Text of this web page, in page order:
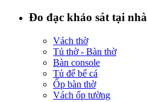
Đo đạc khảo sát tại nhà
Vách thờ
Tủ thờ - Bàn thờ
Bàn console
Tủ để bể cá
Ốp bàn thờ
Vách ốp tường